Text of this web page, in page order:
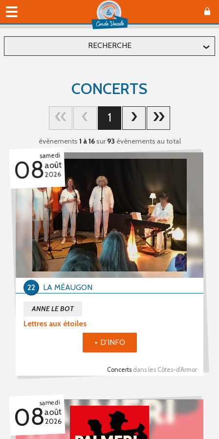
RECHERCHE
Affiner
Type(s) d'évènement
Concerts (93)
Stages (96)
Formations (15)
Période du
Plusieurs mots clé possibles
CONCERTS
1
évènements 1 à 16sur93 évènements au total
samedi
08août
2026
Lettres aux étoiles
ANNE LE BOT
Concerts dans les Côtes-d'Armor
LA MÉAUGON
22
+ D'INFO
samedi
08août
2026